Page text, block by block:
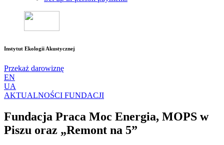
Instytut Ekologii Akustycznej
Przekaż darowiznę
EN
UA
AKTUALNOŚCI FUNDACJI
Fundacja Praca Moc Energia, MOPS w
Piszu oraz „Remont na 5”